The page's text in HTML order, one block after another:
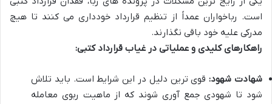
است. رباخواران عمداً از تنظیم قرارداد خودداری می کنند تا هیچ
مدرکی علیه خود باقی نگذارند.
راهکارهای کلیدی و عملیاتی در غیاب قرارداد کتبی:
شهادت شهود:قوی ترین دلیل در این شرایط است. باید تلاش
شود تا شهودی جمع آوری شوند که از ماهیت ربوی معامله